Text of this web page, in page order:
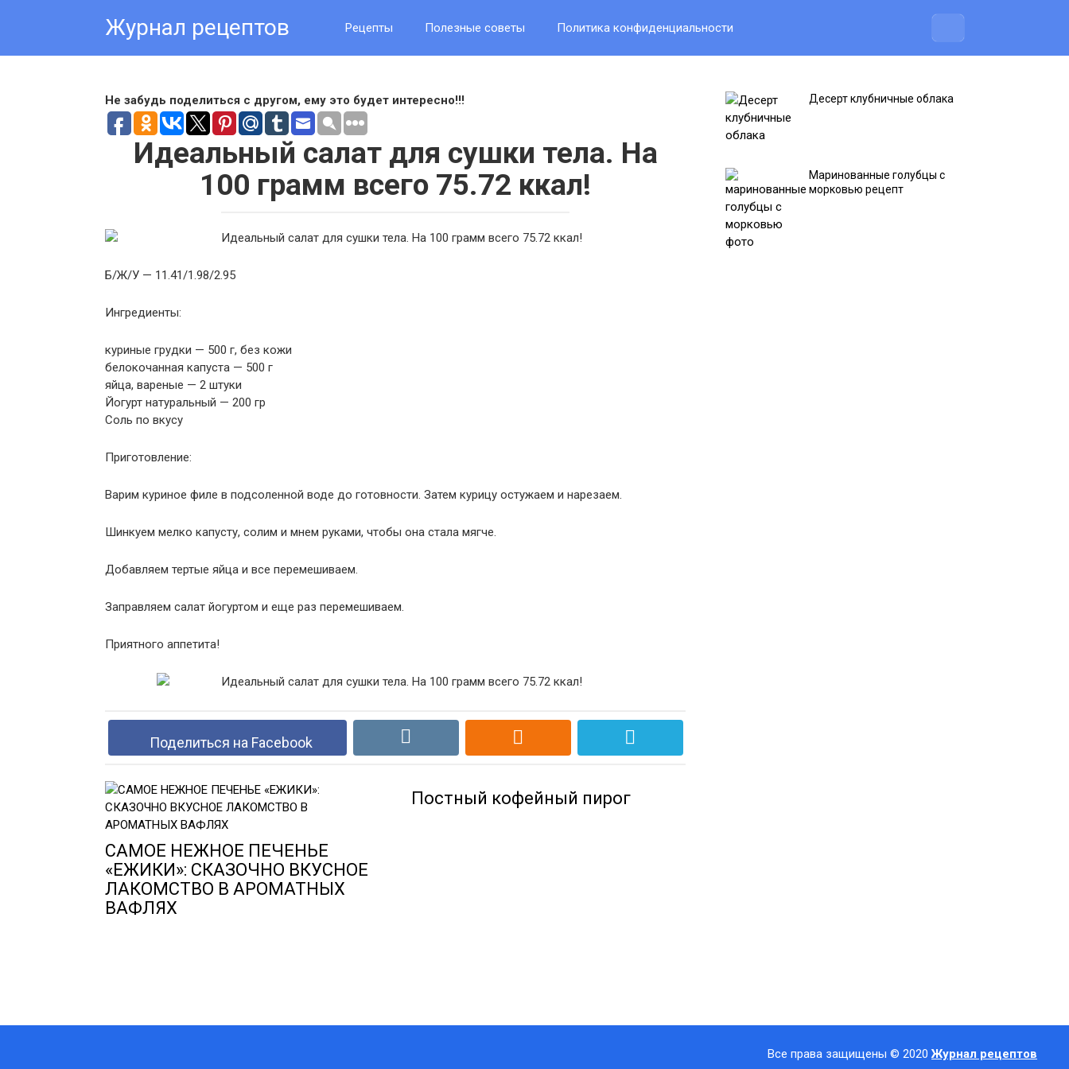
Журнал рецептов Рецепты Полезные советы Политика конфиденциальности
Не забудь поделиться с другом, ему это будет интересно!!!
Идеальный салат для сушки тела. На
100 грамм всего 75.72 ккал!
Б/Ж/У — 11.41/1.98/2.95
Ингредиенты:
куриные грудки — 500 г, без кожи
белокочанная капуста — 500 г
яйца, вареные — 2 штуки
Йогурт натуральный — 200 гр
Соль по вкусу
Приготовление:
Варим куриное филе в подсоленной воде до готовности. Затем курицу остужаем и нарезаем.
Шинкуем мелко капусту, солим и мнем руками, чтобы она стала мягче.
Добавляем тертые яйца и все перемешиваем.
Заправляем салат йогуртом и еще раз перемешиваем.
Приятного аппетита!
Поделиться на Facebook
САМОЕ НЕЖНОЕ ПЕЧЕНЬЕ
«ЕЖИКИ»: СКАЗОЧНО ВКУСНОЕ
ЛАКОМСТВО В АРОМАТНЫХ
ВАФЛЯХ
Постный кофейный пирог
Десерт клубничные облака
Маринованные голубцы с
морковью рецепт
Все права защищены © 2020Журнал рецептов